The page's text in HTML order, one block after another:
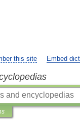
this site Embed